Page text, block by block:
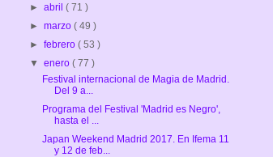
►abril( 71 )
►marzo( 49 )
►febrero( 53 )
▼enero( 77 )
Festival internacional de Magia de Madrid.
Del 9 a...
Programa del Festival 'Madrid es Negro',
hasta el ...
Japan Weekend Madrid 2017. En Ifema 11
y 12 de feb...